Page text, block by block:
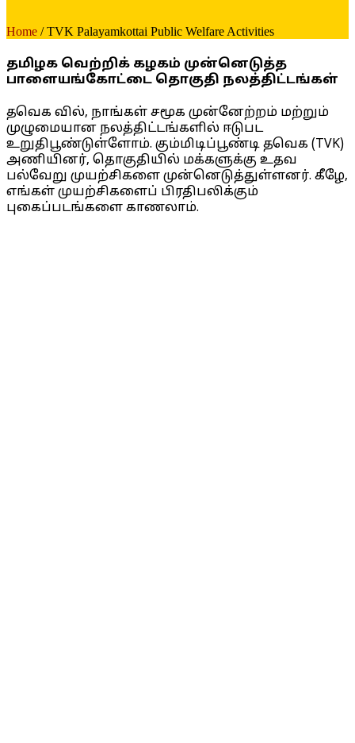
Home / TVK Palayamkottai Public Welfare Activities
தமிழக வெற்றிக் கழகம் முன்னெடுத்த
பாளையங்கோட்டை தொகுதி நலத்திட்டங்கள்
தவெக வில், நாங்கள் சமூக முன்னேற்றம் மற்றும்
முழுமையான நலத்திட்டங்களில் ஈடுபட
உறுதிபூண்டுள்ளோம். கும்மிடிப்பூண்டி தவெக (TVK)
அணியினர், தொகுதியில் மக்களுக்கு உதவ
பல்வேறு முயற்சிகளை முன்னெடுத்துள்ளனர். கீழே,
எங்கள் முயற்சிகளைப் பிரதிபலிக்கும்
புகைப்படங்களை காணலாம்.